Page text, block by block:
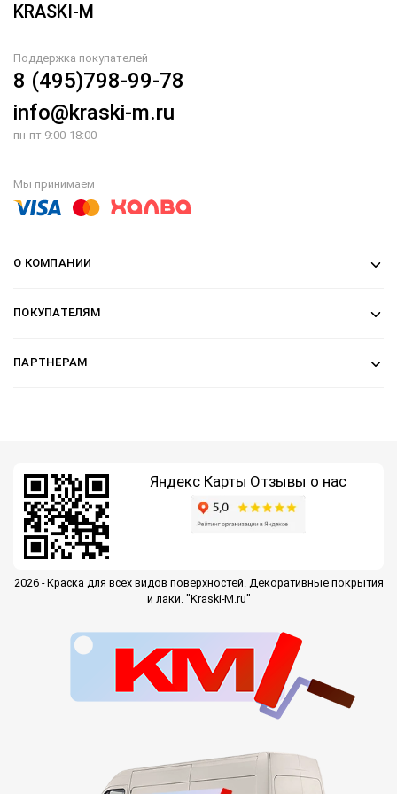
KRASKI-M
Поддержка покупателей
8 (495)798-99-78
info@kraski-m.ru
пн-пт 9:00-18:00
Мы принимаем
О КОМПАНИИ
ПОКУПАТЕЛЯМ
ПАРТНЕРАМ
Яндекс Карты Отзывы о нас
2026 - Краска для всех видов поверхностей. Декоративные покрытия
и лаки. "Kraski-M.ru"